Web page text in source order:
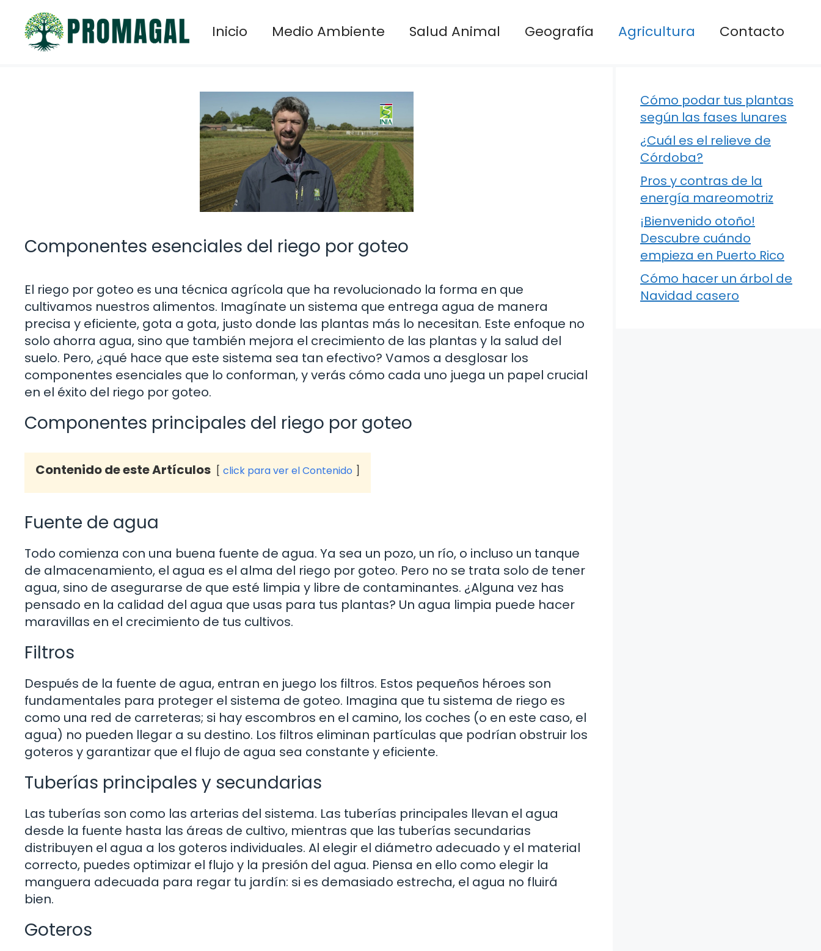
contenido
Inicio Medio Ambiente Salud Animal Geografía Agricultura Contacto
Componentes esenciales del riego por goteo
El riego por goteo es una técnica agrícola que ha revolucionado la forma en que
cultivamos nuestros alimentos. Imagínate un sistema que entrega agua de manera
precisa y eficiente, gota a gota, justo donde las plantas más lo necesitan. Este enfoque no
solo ahorra agua, sino que también mejora el crecimiento de las plantas y la salud del
suelo. Pero, ¿qué hace que este sistema sea tan efectivo? Vamos a desglosar los
componentes esenciales que lo conforman, y verás cómo cada uno juega un papel crucial
en el éxito del riego por goteo.
Componentes principales del riego por goteo
Contenido de este Artículos click para ver el Contenido
Fuente de agua
Todo comienza con una buena fuente de agua. Ya sea un pozo, un río, o incluso un tanque
de almacenamiento, el agua es el alma del riego por goteo. Pero no se trata solo de tener
agua, sino de asegurarse de que esté limpia y libre de contaminantes. ¿Alguna vez has
pensado en la calidad del agua que usas para tus plantas? Un agua limpia puede hacer
maravillas en el crecimiento de tus cultivos.
Filtros
Después de la fuente de agua, entran en juego los filtros. Estos pequeños héroes son
fundamentales para proteger el sistema de goteo. Imagina que tu sistema de riego es
como una red de carreteras; si hay escombros en el camino, los coches (o en este caso, el
agua) no pueden llegar a su destino. Los filtros eliminan partículas que podrían obstruir los
goteros y garantizar que el flujo de agua sea constante y eficiente.
Tuberías principales y secundarias
Las tuberías son como las arterias del sistema. Las tuberías principales llevan el agua
desde la fuente hasta las áreas de cultivo, mientras que las tuberías secundarias
distribuyen el agua a los goteros individuales. Al elegir el diámetro adecuado y el material
correcto, puedes optimizar el flujo y la presión del agua. Piensa en ello como elegir la
manguera adecuada para regar tu jardín: si es demasiado estrecha, el agua no fluirá
bien.
Goteros
Cómo podar tus plantas
según las fases lunares
¿Cuál es el relieve de
Córdoba?
Pros y contras de la
energía mareomotriz
¡Bienvenido otoño!
Descubre cuándo
empieza en Puerto Rico
Cómo hacer un árbol de
Navidad casero